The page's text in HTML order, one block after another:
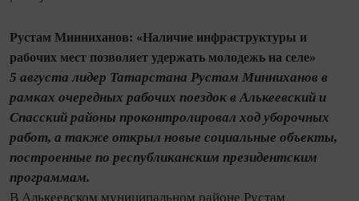
Рустам Минниханов: «Наличие инфраструктуры и
рабочих мест позволяет удержать молодежь на селе»
5 августа лидер Татарстана Рустам Минниханов в
рамках очередных рабочих поездок в Алькеевский и
Спасский районы проконтролировал ход уборочных
работ, а также открыл новые социальные объекты,
построенные по республиканским президентским
программам.
В Алькеевском муниципальном районе Рустам